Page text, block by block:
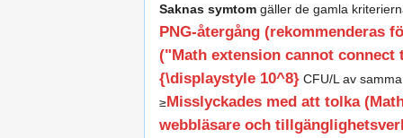
Saknas symtom gäller de gamla
PNG-återgång (rekommenderas
("Math extension cannot
{\displaystyle 10^8} CFU/L av
≥Misslyckades med att tolka
webbläsare och